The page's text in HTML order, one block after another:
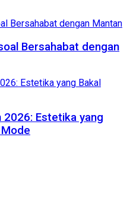
Bersahabat dengan
2026: Estetika yang